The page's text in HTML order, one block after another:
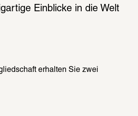
Einblicke in die Welt
erhalten Sie zwei